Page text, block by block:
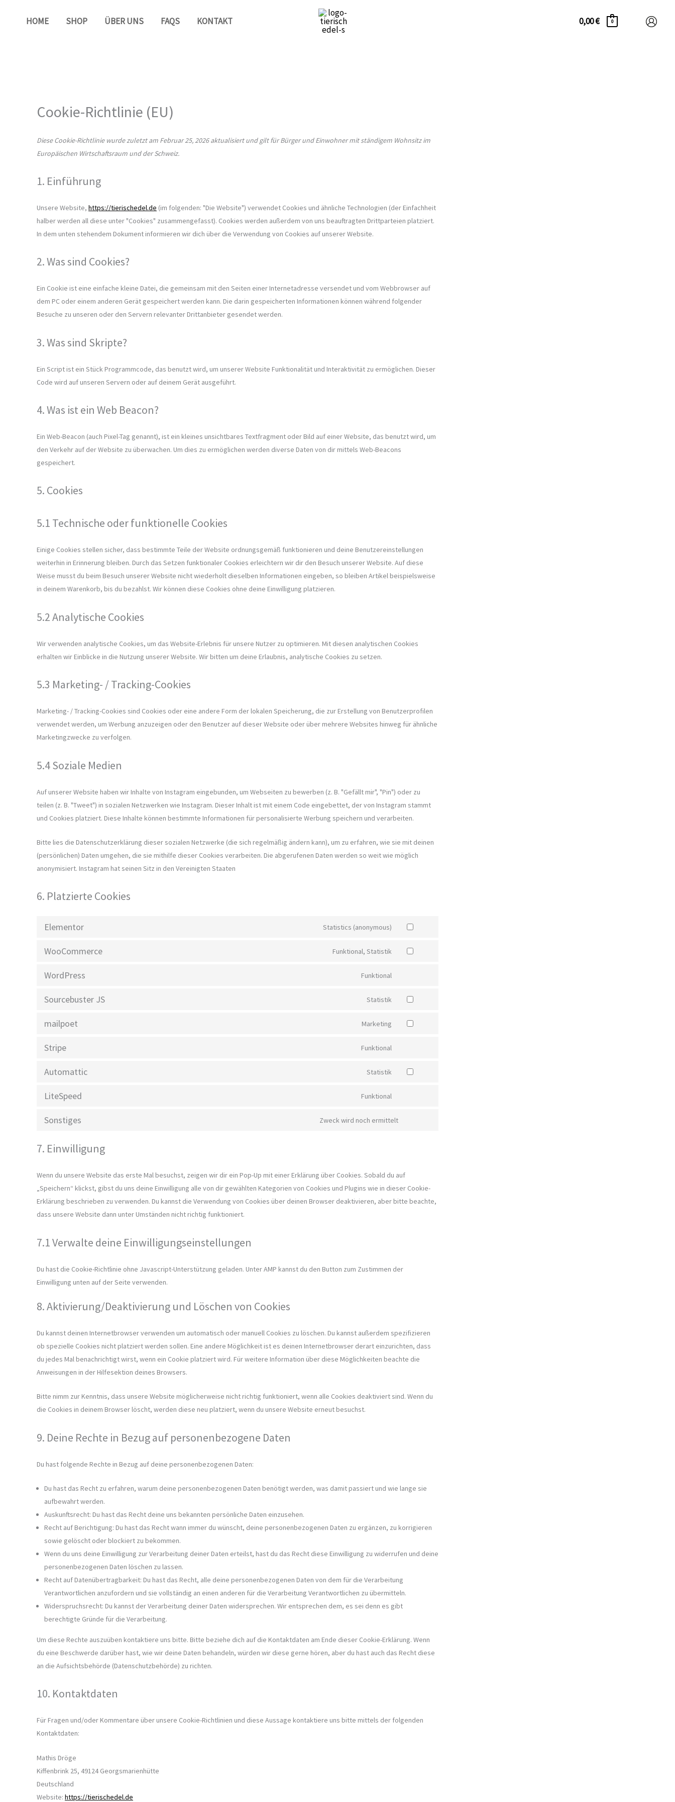
HOME SHOP ÜBER UNS FAQS KONTAKT 0,00€ 0
Cookie-Richtlinie (EU)
Diese Cookie-Richtlinie wurde zuletzt am Februar 25, 2026 aktualisiert und gilt für Bürger und Einwohner mit ständigem Wohnsitz im
Europäischen Wirtschaftsraum und der Schweiz.
1. Einführung
Unsere Website, https://tierischedel.de (im folgenden: "Die Website") verwendet Cookies und ähnliche Technologien (der Einfachheit
halber werden all diese unter "Cookies" zusammengefasst). Cookies werden außerdem von uns beauftragten Drittparteien platziert.
In dem unten stehendem Dokument informieren wir dich über die Verwendung von Cookies auf unserer Website.
2. Was sind Cookies?
Ein Cookie ist eine einfache kleine Datei, die gemeinsam mit den Seiten einer Internetadresse versendet und vom Webbrowser auf
dem PC oder einem anderen Gerät gespeichert werden kann. Die darin gespeicherten Informationen können während folgender
Besuche zu unseren oder den Servern relevanter Drittanbieter gesendet werden.
3. Was sind Skripte?
Ein Script ist ein Stück Programmcode, das benutzt wird, um unserer Website Funktionalität und Interaktivität zu ermöglichen. Dieser
Code wird auf unseren Servern oder auf deinem Gerät ausgeführt.
4. Was ist ein Web Beacon?
Ein Web-Beacon (auch Pixel-Tag genannt), ist ein kleines unsichtbares Textfragment oder Bild auf einer Website, das benutzt wird, um
den Verkehr auf der Website zu überwachen. Um dies zu ermöglichen werden diverse Daten von dir mittels Web-Beacons
gespeichert.
5. Cookies
5.1 Technische oder funktionelle Cookies
Einige Cookies stellen sicher, dass bestimmte Teile der Website ordnungsgemäß funktionieren und deine Benutzereinstellungen
weiterhin in Erinnerung bleiben. Durch das Setzen funktionaler Cookies erleichtern wir dir den Besuch unserer Website. Auf diese
Weise musst du beim Besuch unserer Website nicht wiederholt dieselben Informationen eingeben, so bleiben Artikel beispielsweise
in deinem Warenkorb, bis du bezahlst. Wir können diese Cookies ohne deine Einwilligung platzieren.
5.2 Analytische Cookies
Wir verwenden analytische Cookies, um das Website-Erlebnis für unsere Nutzer zu optimieren. Mit diesen analytischen Cookies
erhalten wir Einblicke in die Nutzung unserer Website. Wir bitten um deine Erlaubnis, analytische Cookies zu setzen.
5.3 Marketing- / Tracking-Cookies
Marketing- / Tracking-Cookies sind Cookies oder eine andere Form der lokalen Speicherung, die zur Erstellung von Benutzerprofilen
verwendet werden, um Werbung anzuzeigen oder den Benutzer auf dieser Website oder über mehrere Websites hinweg für ähnliche
Marketingzwecke zu verfolgen.
5.4 Soziale Medien
Auf unserer Website haben wir Inhalte von Instagram eingebunden, um Webseiten zu bewerben (z. B. "Gefällt mir", "Pin") oder zu
teilen (z. B. "Tweet") in sozialen Netzwerken wie Instagram. Dieser Inhalt ist mit einem Code eingebettet, der von Instagram stammt
und Cookies platziert. Diese Inhalte können bestimmte Informationen für personalisierte Werbung speichern und verarbeiten.
Bitte lies die Datenschutzerklärung dieser sozialen Netzwerke (die sich regelmäßig ändern kann), um zu erfahren, wie sie mit deinen
(persönlichen) Daten umgehen, die sie mithilfe dieser Cookies verarbeiten. Die abgerufenen Daten werden so weit wie möglich
anonymisiert. Instagram hat seinen Sitz in den Vereinigten Staaten
6. Platzierte Cookies
Elementor Statistics (anonymous)
WooCommerce Funktional, Statistik
WordPress Funktional
Sourcebuster JS Statistik
mailpoet Marketing
Stripe Funktional
Automattic Statistik
LiteSpeed Funktional
Sonstiges Zweck wird noch ermittelt
7. Einwilligung
Wenn du unsere Website das erste Mal besuchst, zeigen wir dir ein Pop-Up mit einer Erklärung über Cookies. Sobald du auf
„Speichern“ klickst, gibst du uns deine Einwilligung alle von dir gewählten Kategorien von Cookies und Plugins wie in dieser Cookie-
Erklärung beschrieben zu verwenden. Du kannst die Verwendung von Cookies über deinen Browser deaktivieren, aber bitte beachte,
dass unsere Website dann unter Umständen nicht richtig funktioniert.
7.1 Verwalte deine Einwilligungseinstellungen
Du hast die Cookie-Richtlinie ohne Javascript-Unterstützung geladen. Unter AMP kannst du den Button zum Zustimmen der
Einwilligung unten auf der Seite verwenden.
8. Aktivierung/Deaktivierung und Löschen von Cookies
Du kannst deinen Internetbrowser verwenden um automatisch oder manuell Cookies zu löschen. Du kannst außerdem spezifizieren
ob spezielle Cookies nicht platziert werden sollen. Eine andere Möglichkeit ist es deinen Internetbrowser derart einzurichten, dass
du jedes Mal benachrichtigt wirst, wenn ein Cookie platziert wird. Für weitere Information über diese Möglichkeiten beachte die
Anweisungen in der Hilfesektion deines Browsers.
Bitte nimm zur Kenntnis, dass unsere Website möglicherweise nicht richtig funktioniert, wenn alle Cookies deaktiviert sind. Wenn du
die Cookies in deinem Browser löscht, werden diese neu platziert, wenn du unsere Website erneut besuchst.
9. Deine Rechte in Bezug auf personenbezogene Daten
Du hast folgende Rechte in Bezug auf deine personenbezogenen Daten:
Du hast das Recht zu erfahren, warum deine personenbezogenen Daten benötigt werden, was damit passiert und wie lange sie
aufbewahrt werden.
Auskunftsrecht: Du hast das Recht deine uns bekannten persönliche Daten einzusehen.
Recht auf Berichtigung: Du hast das Recht wann immer du wünscht, deine personenbezogenen Daten zu ergänzen, zu korrigieren
sowie gelöscht oder blockiert zu bekommen.
Wenn du uns deine Einwilligung zur Verarbeitung deiner Daten erteilst, hast du das Recht diese Einwilligung zu widerrufen und deine
personenbezogenen Daten löschen zu lassen.
Recht auf Datenübertragbarkeit: Du hast das Recht, alle deine personenbezogenen Daten von dem für die Verarbeitung
Verantwortlichen anzufordern und sie vollständig an einen anderen für die Verarbeitung Verantwortlichen zu übermitteln.
Widerspruchsrecht: Du kannst der Verarbeitung deiner Daten widersprechen. Wir entsprechen dem, es sei denn es gibt
berechtigte Gründe für die Verarbeitung.
Um diese Rechte auszuüben kontaktiere uns bitte. Bitte beziehe dich auf die Kontaktdaten am Ende dieser Cookie-Erklärung. Wenn
du eine Beschwerde darüber hast, wie wir deine Daten behandeln, würden wir diese gerne hören, aber du hast auch das Recht diese
an die Aufsichtsbehörde (Datenschutzbehörde) zu richten.
10. Kontaktdaten
Für Fragen und/oder Kommentare über unsere Cookie-Richtlinien und diese Aussage kontaktiere uns bitte mittels der folgenden
Kontaktdaten:
Mathis Dröge
Kiffenbrink 25, 49124 Georgsmarienhütte
Deutschland
Website: https://tierischedel.de